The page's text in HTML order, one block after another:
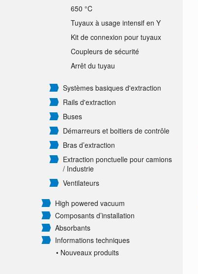
650 °C
Tuyaux à usage intensif en Y
Kit de connexion pour tuyaux
Coupleurs de sécurité
Arrêt du tuyau
Systèmes basiques d'extraction
Rails d'extraction
Buses
Démarreurs et boitiers de contrôle
Bras d’extraction
Extraction ponctuelle pour camions
/ Industrie
Ventilateurs
High powered vacuum
Composants d’installation
Absorbants
Informations techniques
• Nouveaux produits